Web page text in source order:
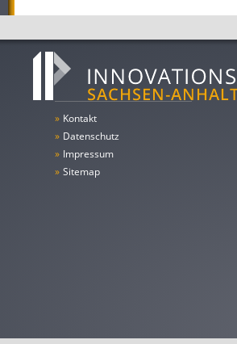
» Kontakt
» Datenschutz
» Impressum
» Sitemap